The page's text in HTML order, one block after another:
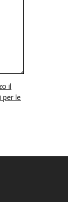
il
per le